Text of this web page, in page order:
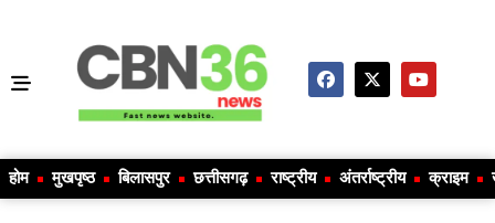
होम मुखपृष्ठ बिलासपुर छत्तीसगढ़ राष्ट्रीय अंतर्राष्ट्रीय क्राइम